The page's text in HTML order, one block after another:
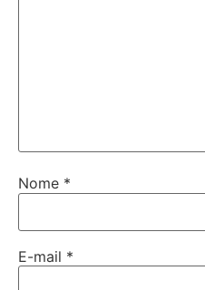
Nome *
E-mail *